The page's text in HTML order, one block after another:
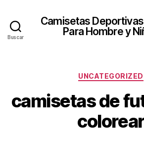
Buscar
Camisetas
Para Hombre y
UNCATEGORIZED
camisetas de
colorear